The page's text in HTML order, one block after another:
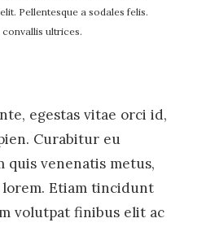
Pellentesque a sodales felis.
ultrices.
egestas vitae orci id,
Curabitur eu
quis venenatis metus,
Etiam tincidunt
volutpat finibus elit ac